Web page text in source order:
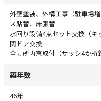
外壁塗装、外構工事（駐車場
ス貼替、床張替
水回り設備4点セット交換（キ
関ドア交換
全ヵ所内窓取付（サッシ4か所
築年数
46年